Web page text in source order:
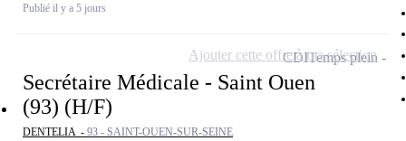
Publié il y a 5 jours
Secrétaire Médicale - Saint Ouen
(93) (H/F)
DENTELIA - 93 - SAINT-OUEN-SUR-SEINE
CDITemps plein
Ajouter cette offre à ma sélection